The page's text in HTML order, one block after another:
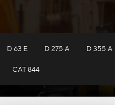
D 63 E D 275 A D 355 A
САТ 844